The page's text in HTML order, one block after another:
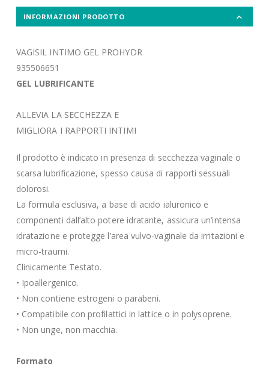
INFORMAZIONI PRODOTTO
VAGISIL INTIMO GEL PROHYDR
935506651
GEL LUBRIFICANTE
ALLEVIA LA SECCHEZZA E
MIGLIORA I RAPPORTI INTIMI
Il prodotto è indicato in presenza di secchezza vaginale o
scarsa lubrificazione, spesso causa di rapporti sessuali
dolorosi.
La formula esclusiva, a base di acido ialuronico e
componenti dall’alto potere idratante, assicura un’intensa
idratazione e protegge l’area vulvo-vaginale da irritazioni e
micro-traumi.
Clinicamente Testato.
• Ipoallergenico.
• Non contiene estrogeni o parabeni.
• Compatibile con profilattici in lattice o in polysoprene.
• Non unge, non macchia.
Formato